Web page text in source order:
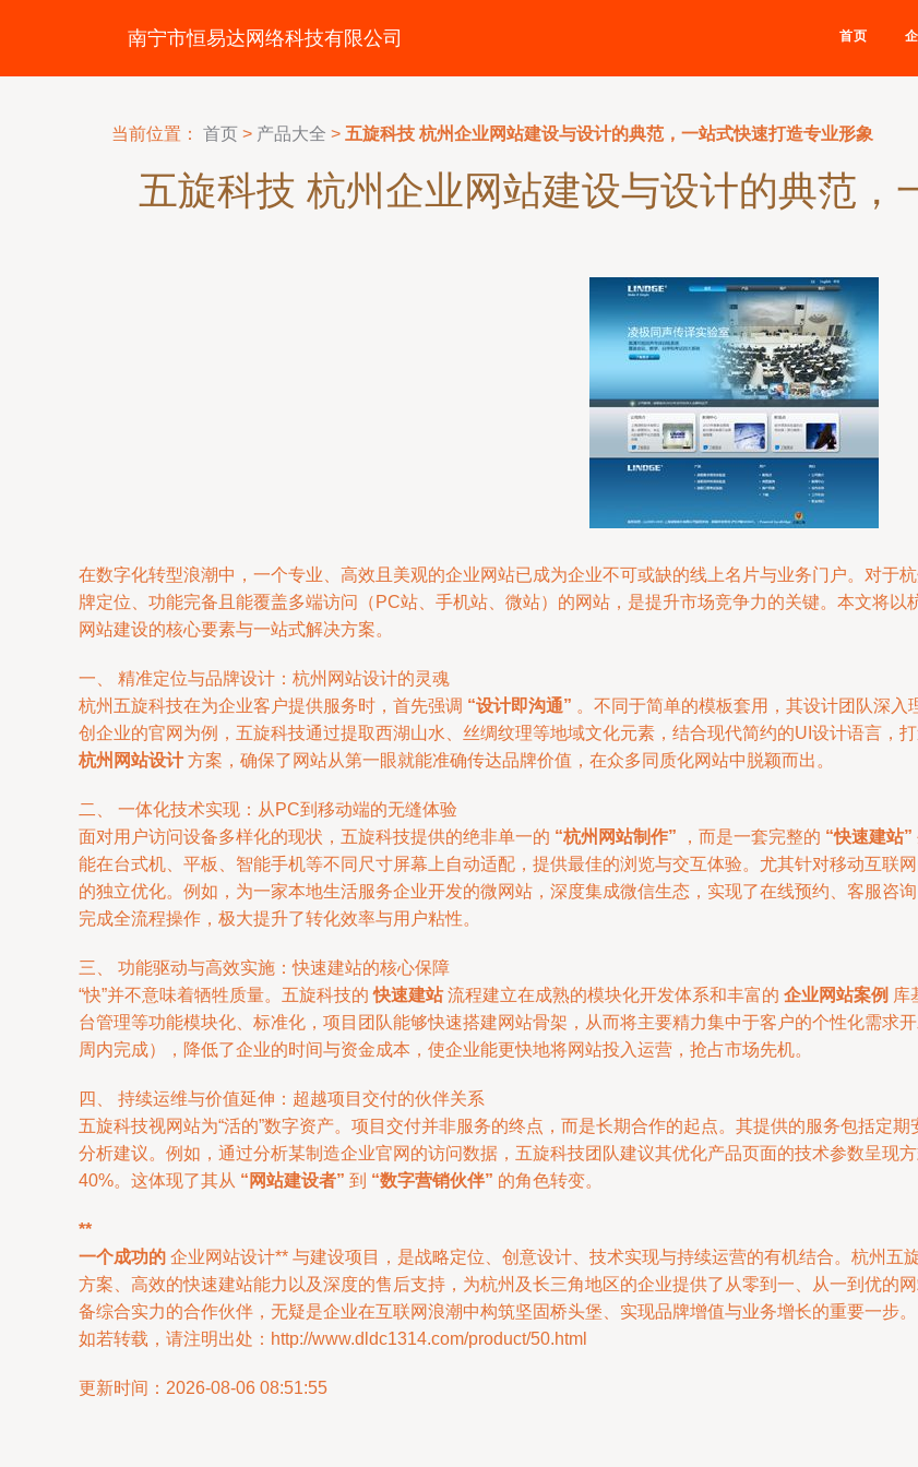
南宁市恒易达网络科技有限公司 首页
当前位置： 首页 > 产品大全 > 五旋科技 杭州企业网站建设与设计的典范，一站式快速打造专业形象
五旋科技 杭州企业网站建设与设计的典范，
在数字化转型浪潮中，一个专业、高效且美观的企业网站已成为企业不可或缺的线上名片与业务门户。对于
牌定位、功能完备且能覆盖多端访问（PC站、手机站、微站）的网站，是提升市场竞争力的关键。本文将
网站建设的核心要素与一站式解决方案。
一、 精准定位与品牌设计：杭州网站设计的灵魂
杭州五旋科技在为企业客户提供服务时，首先强调 “设计即沟通” 。不同于简单的模板套用，其设计团队深
创企业的官网为例，五旋科技通过提取西湖山水、丝绸纹理等地域文化元素，结合现代简约的UI设计语言，
杭州网站设计方案，确保了网站从第一眼就能准确传达品牌价值，在众多同质化网站中脱颖而出。
二、 一体化技术实现：从PC到移动端的无缝体验
面对用户访问设备多样化的现状，五旋科技提供的绝非单一的 “杭州网站制作” ，而是一套完整的 “快速建站”
能在台式机、平板、智能手机等不同尺寸屏幕上自动适配，提供最佳的浏览与交互体验。尤其针对移动互联
的独立优化。例如，为一家本地生活服务企业开发的微网站，深度集成微信生态，实现了在线预约、客服咨
完成全流程操作，极大提升了转化效率与用户粘性。
三、 功能驱动与高效实施：快速建站的核心保障
“快”并不意味着牺牲质量。五旋科技的快速建站流程建立在成熟的模块化开发体系和丰富的 企业网站案例 库
台管理等功能模块化、标准化，项目团队能够快速搭建网站骨架，从而将主要精力集中于客户的个性化需求
周内完成），降低了企业的时间与资金成本，使企业能更快地将网站投入运营，抢占市场先机。
四、 持续运维与价值延伸：超越项目交付的伙伴关系
五旋科技视网站为“活的”数字资产。项目交付并非服务的终点，而是长期合作的起点。其提供的服务包括定
分析建议。例如，通过分析某制造企业官网的访问数据，五旋科技团队建议其优化产品页面的技术参数呈现
40%。这体现了其从 “网站建设者” 到 “数字营销伙伴” 的角色转变。
**
一个成功的 企业网站设计** 与建设项目，是战略定位、创意设计、技术实现与持续运营的有机结合。杭州
方案、高效的快速建站能力以及深度的售后支持，为杭州及长三角地区的企业提供了从零到一、从一到优的
备综合实力的合作伙伴，无疑是企业在互联网浪潮中构筑坚固桥头堡、实现品牌增值与业务增长的重要一步。
如若转载，请注明出处：http://www.dldc1314.com/product/50.html
更新时间：2026-08-06 08:51:55